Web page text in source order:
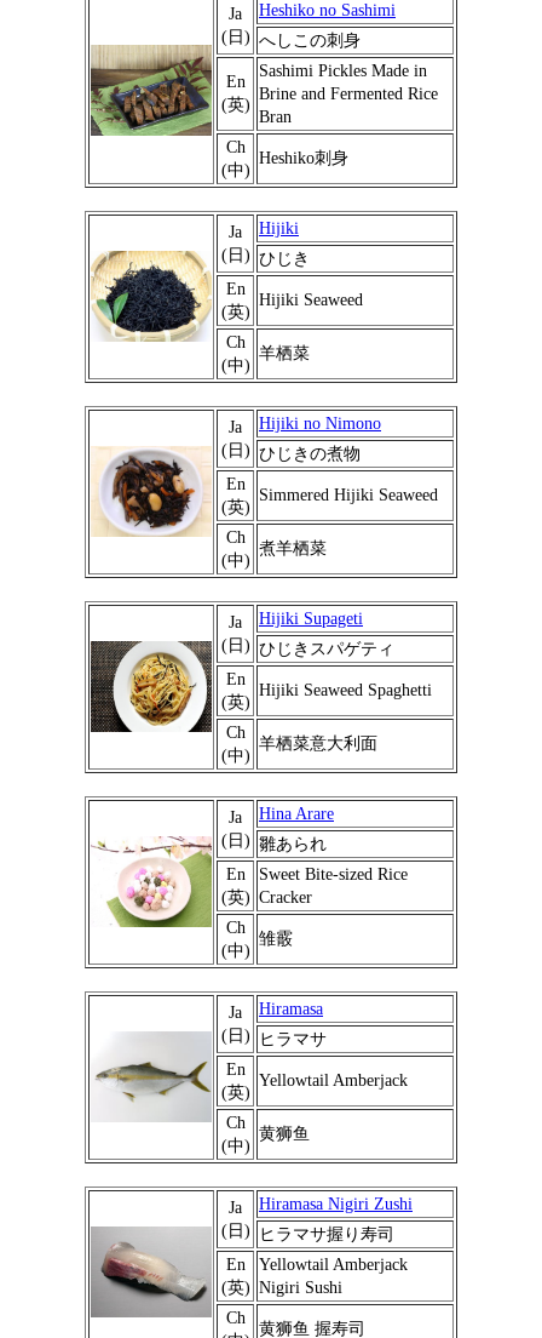
Ja
(日)
Heshiko no Sashimi
へしこの刺身
En
(英)
Sashimi Pickles Made in
Brine and Fermented Rice
Bran
Ch
(中)
Heshiko刺身
Ja
(日)
Hijiki
ひじき
En
(英)
Hijiki Seaweed
Ch
(中)
羊栖菜
Ja
(日)
Hijiki no Nimono
ひじきの煮物
En
(英)
Simmered Hijiki Seaweed
Ch
(中)
煮羊栖菜
Ja
(日)
Hijiki Supageti
ひじきスパゲティ
En
(英)
Hijiki Seaweed Spaghetti
Ch
(中)
羊栖菜意大利面
Ja
(日)
Hina Arare
雛あられ
En
(英)
Sweet Bite-sized Rice
Cracker
Ch
(中)
雏霰
Ja
(日)
Hiramasa
ヒラマサ
En
(英)
Yellowtail Amberjack
Ch
(中)
黄狮鱼
Ja
(日)
Hiramasa Nigiri Zushi
ヒラマサ握り寿司
En
(英)
Yellowtail Amberjack
Nigiri Sushi
Ch
黄狮鱼 握寿司